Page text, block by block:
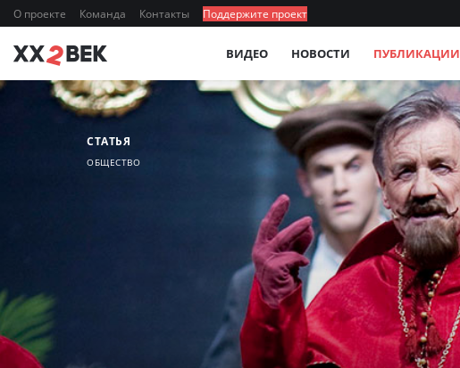
О проекте Команда Контакты Поддержите проект
ВИДЕО НОВОСТИ ПУБЛИКАЦИИ
СТАТЬЯ
ОБЩЕСТВО